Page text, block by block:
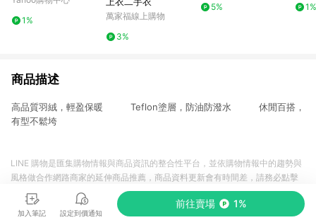
1%
萬家福線上購物
3%
5%
1%
商品描述
高品質羽絨，輕盈保暖 Teflon塗層，防油防潑水 休閒百搭，
有型不鬆垮
加入筆記 設定到價通知
前往賣場 1%
LINE 購物是匯集購物情報與商品資訊的整合性平台，並依購物情報中的趨勢與
風格做合作網路商家的延伸商品推薦，商品資料更新會有時間差，請務必點擊
商品至各合作網路商家，確認現售價與購物條件，一切資訊以合作廠商網頁為
準。